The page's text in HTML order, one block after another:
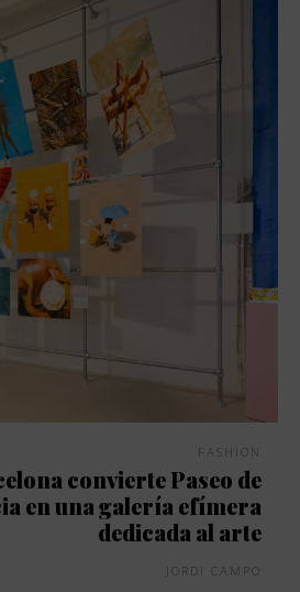
FASHION
convierte Paseo de
en una galería efímera
dedicada al arte
JORDI CAMPO